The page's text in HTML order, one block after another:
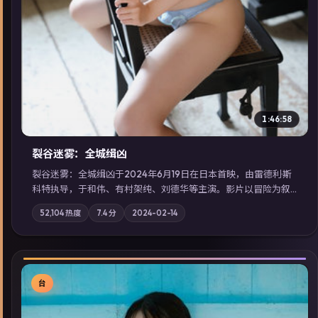
1:46:58
裂谷迷雾：全城缉凶
裂谷迷雾：全城缉凶于2024年6月19日在日本首映，由雷德利·斯
科特执导，于和伟、有村架纯、刘德华等主演。影片以冒险为叙
事主轴，城市霓虹背后，有人用规则改写命运；摄影与配乐强化
地域气质；站内亦可通过「国产免费观看高清电视剧在线看」延
展检索同类型高分佳作，畅享高清在线追剧体验。
52,104热度 7.4分 2024-02-14
台